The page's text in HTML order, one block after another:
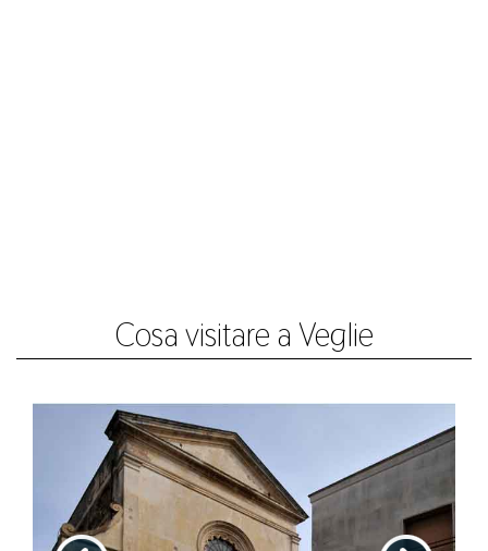
Cosa visitare a Veglie